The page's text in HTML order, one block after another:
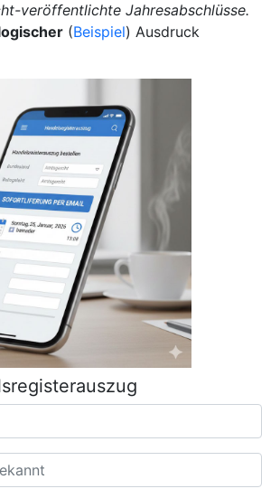
veröffentlichte Jahresabschlüsse.
(Beispiel) Ausdruck